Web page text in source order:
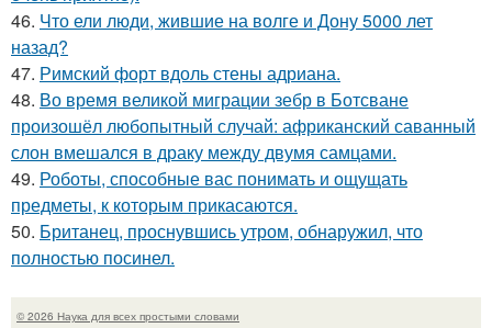
46. Что ели люди, жившие на волге и Дону 5000 лет
назад?
47. Римский форт вдоль стены адриана.
48. Во время великой миграции зебр в Ботсване
произошёл любопытный случай: африканский саванный
слон вмешался в драку между двумя самцами.
49. Роботы, способные вас понимать и ощущать
предметы, к которым прикасаются.
50. Британец, проснувшись утром, обнаружил, что
полностью посинел.
© 2026 Наука для всех простыми словами